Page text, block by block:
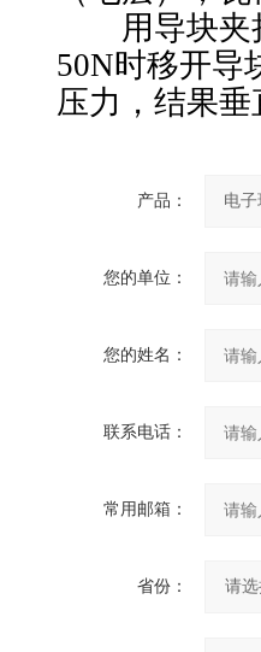
用导块夹持
50N时移开导
压力，结果
产品：
您的单位：
您的姓名：
联系电话：
常用邮箱：
省份：